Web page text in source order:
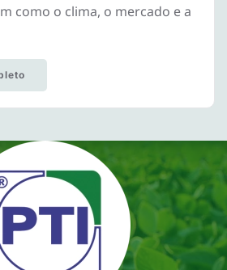
como o clima, o mercado e a